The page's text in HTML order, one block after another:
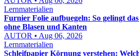
Lernmaterialien
Furnier Folie aufbuegeln: So gelingt
ohne Blasen und Kanten
AUTOR • Aug 06, 2026
Lernmaterialien
Schleifpapier Körnung verstehen: